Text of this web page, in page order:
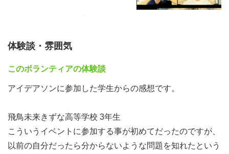
アイデアとマラソンを組み合わせた造語。
と。
オリエンテーション・キッズデザインワークショップ1
5日間で行います。
コロナ禍の2020年より開始し、これまで全国・海外から
149名の学生が参加しました。
体験談・雰囲気
このボランティアの体験談
アイデアソンに参加した学生からの感想です。
飛鳥未来きずな高等学校 3年生
こういうイベントに参加する事が初めてだったのですが、
以前の自分だったら分からないような問題を知れたという